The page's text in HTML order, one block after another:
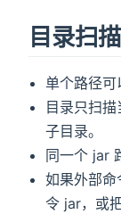
目录扫
单个路径可
目录只扫
子目录。
同一个 jar
如果外部
令 jar，或